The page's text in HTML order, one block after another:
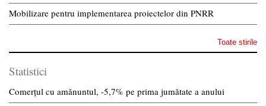
Mobilizare pentru implementarea proiectelor din PNRR
Toate stirile
Statistici
Comerțul cu amănuntul, -5,7% pe prima jumătate a anului